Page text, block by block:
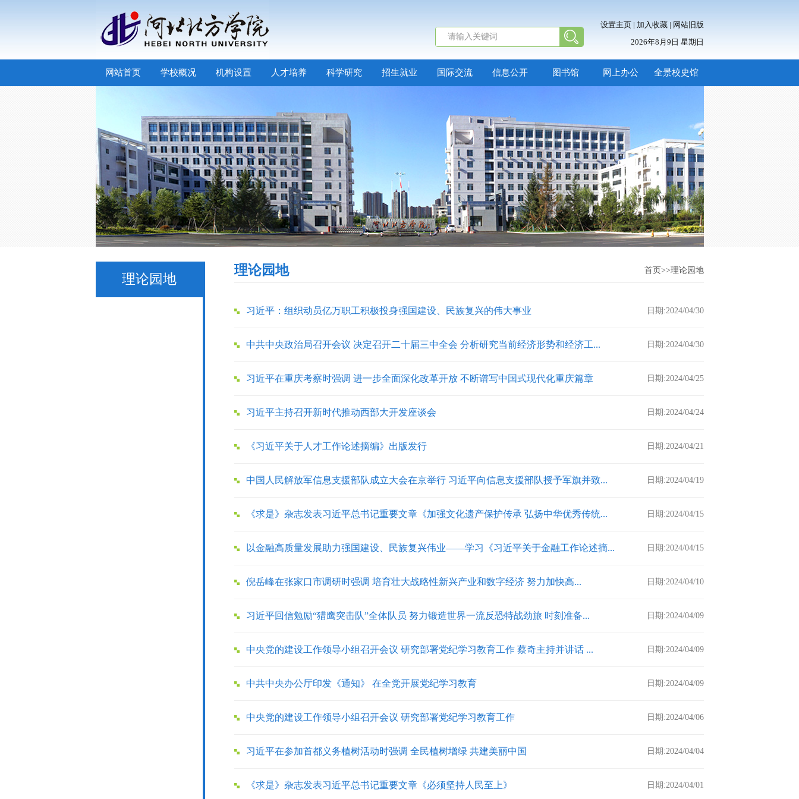
设置主页| 加入收藏| 网站旧版
2026年8月9日 星期日
网站首页 学校概况 机构设置 人才培养 科学研究 招生就业 国际交流 信息公开 图书馆 网上办公 全景校史馆
理论园地
理论园地 首页>>理论园地
习近平：组织动员亿万职工积极投身强国建设、民族复兴的伟大事业 日期:2024/04/30
中共中央政治局召开会议 决定召开二十届三中全会 分析研究当前经济形势和经济工... 日期:2024/04/30
习近平在重庆考察时强调 进一步全面深化改革开放 不断谱写中国式现代化重庆篇章 日期:2024/04/25
习近平主持召开新时代推动西部大开发座谈会 日期:2024/04/24
《习近平关于人才工作论述摘编》出版发行 日期:2024/04/21
中国人民解放军信息支援部队成立大会在京举行 习近平向信息支援部队授予军旗并致... 日期:2024/04/19
《求是》杂志发表习近平总书记重要文章《加强文化遗产保护传承 弘扬中华优秀传统... 日期:2024/04/15
以金融高质量发展助力强国建设、民族复兴伟业——学习《习近平关于金融工作论述摘... 日期:2024/04/15
倪岳峰在张家口市调研时强调 培育壮大战略性新兴产业和数字经济 努力加快高... 日期:2024/04/10
习近平回信勉励“猎鹰突击队”全体队员 努力锻造世界一流反恐特战劲旅 时刻准备... 日期:2024/04/09
中央党的建设工作领导小组召开会议 研究部署党纪学习教育工作 蔡奇主持并讲话 ... 日期:2024/04/09
中共中央办公厅印发《通知》 在全党开展党纪学习教育 日期:2024/04/09
中央党的建设工作领导小组召开会议 研究部署党纪学习教育工作 日期:2024/04/06
习近平在参加首都义务植树活动时强调 全民植树增绿 共建美丽中国 日期:2024/04/04
《求是》杂志发表习近平总书记重要文章《必须坚持人民至上》 日期:2024/04/01